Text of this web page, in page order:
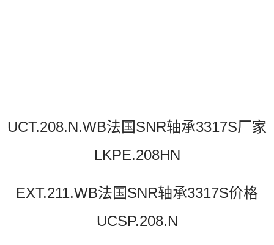
UCT.208.N.WB法国SNR轴承3317S厂家
LKPE.208HN
EXT.211.WB法国SNR轴承3317S价格
UCSP.208.N